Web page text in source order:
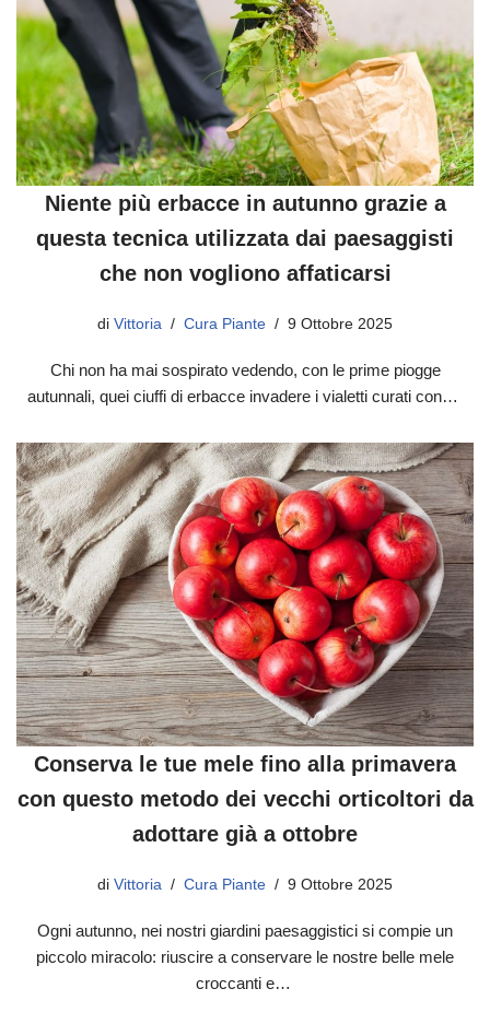
Niente più erbacce in autunno grazie a
questa tecnica utilizzata dai paesaggisti
che non vogliono affaticarsi
di Vittoria Cura Piante 9 Ottobre 2025
Chi non ha mai sospirato vedendo, con le prime piogge
autunnali, quei ciuffi di erbacce invadere i vialetti curati con…
Conserva le tue mele fino alla primavera
con questo metodo dei vecchi orticoltori da
adottare già a ottobre
di Vittoria Cura Piante 9 Ottobre 2025
Ogni autunno, nei nostri giardini paesaggistici si compie un
piccolo miracolo: riuscire a conservare le nostre belle mele
croccanti e…